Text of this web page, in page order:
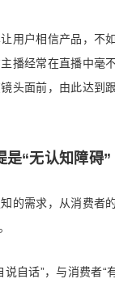
用户相信产品，不
播经常在直播中毫
头面前，由此达到
是“无认知障碍”
的需求，从消费者
自话”，与消费者“